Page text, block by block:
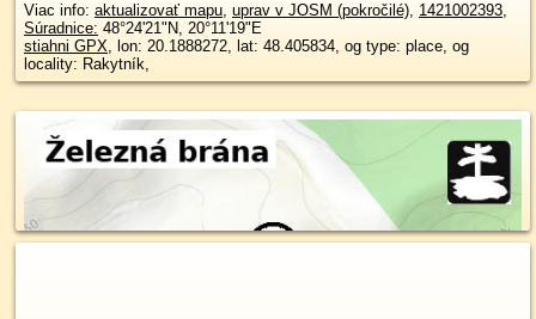
Viac info: aktualizovať mapu, uprav v JOSM (pokročilé), 1421002393,
Súradnice: 48°24'21"N, 20°11'19"E
stiahni GPX, lon: 20.1888272, lat: 48.405834, og type: place, og
locality: Rakytník,